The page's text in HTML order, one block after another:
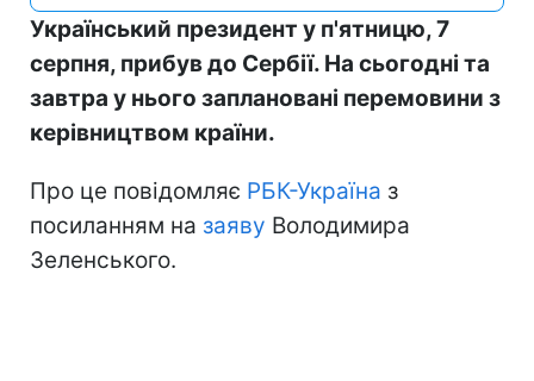
Український президент у п'ятницю, 7
серпня, прибув до Сербії. На сьогодні та
завтра у нього заплановані перемовини з
керівництвом країни.
Про це повідомляє РБК-Україна з
посиланням на заяву Володимира
Зеленського.